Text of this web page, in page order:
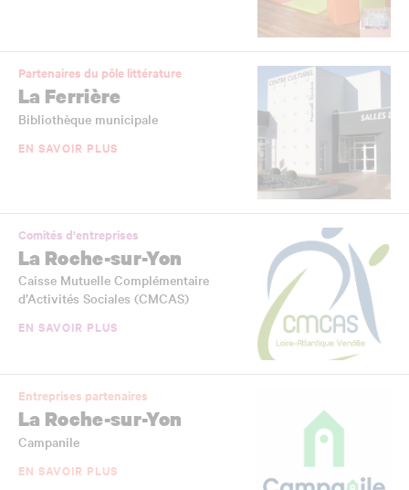
Partenaires du pôle littérature
La Ferrière
Bibliothèque municipale
EN SAVOIR PLUS
Comités d'entreprises
La Roche-sur-Yon
Caisse Mutuelle Complémentaire
d’Activités Sociales (CMCAS)
EN SAVOIR PLUS
Entreprises partenaires
La Roche-sur-Yon
Campanile
EN SAVOIR PLUS